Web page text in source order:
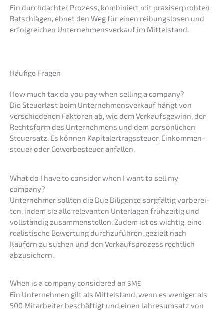
Ein durch­dach­ter Prozess, kombi­niert mit praxis­er­prob­ten
Ratschlä­gen, ebnet den Weg für einen reibungs­lo­sen und
erfolg­rei­chen Unter­nehmens­verkauf im Mittelstand.
Häufi­ge Fragen
How much tax do you pay when selling a company?
Die Steuer­last beim Unter­nehmens­verkauf hängt von
verschie­de­nen Fakto­ren ab, wie dem Verkaufs­ge­winn, der
Rechts­form des Unter­neh­mens und dem persön­li­chen
Steuer­satz. Es können Kapital­ertrags­steu­er, Einkom­men­
steu­er oder Gewer­be­steu­er anfallen.
What do I have to consider when I want to sell my
company?
Unter­neh­mer sollten die Due Diligence sorgfäl­tig vorbe­rei­
ten, indem sie alle relevan­ten Unter­la­gen frühzei­tig und
vollstän­dig zusam­men­stel­len. Zudem ist es wichtig, eine
realis­ti­sche Bewer­tung durch­zu­füh­ren, gezielt nach
Käufern zu suchen und den Verkaufs­pro­zess recht­lich
abzusichern.
When is a compa­ny conside­red an SME
Ein Unter­neh­men gilt als Mittel­stand, wenn es weniger als
500 Mitar­bei­ter beschäf­tigt und einen Jahres­um­satz von